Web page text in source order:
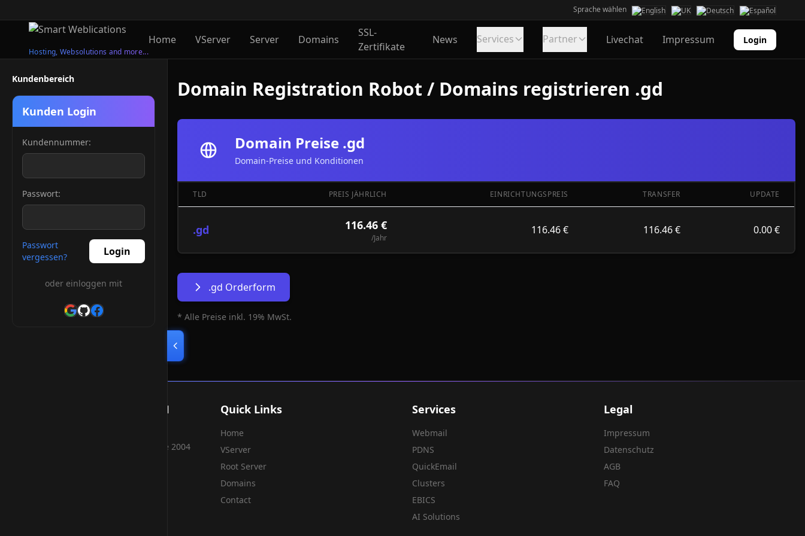
Sprache wählen
Hosting, Websolutions and more...
Home VServer Server Domains
SSL-
Zertifikate
News Services Partner Livechat Impressum Login
Kundenbereich
Kunden Login
Kundennummer:
Passwort:
Passwort
vergessen?
Login
oder einloggen mit
Domain Registration Robot / Domains registrieren .gd
Domain Preise .gd
Domain-Preise und Konditionen
TLD PREIS JÄHRLICH EINRICHTUNGSPREIS TRANSFER UPDATE
.gd 116.46 €
/Jahr
116.46 € 116.46 € 0.00 €
.gd Orderform
* Alle Preise inkl. 19% MwSt.
Smart Weblications GmbH
Professional hosting services since 2004
Quick Links
Home
VServer
Root Server
Domains
Contact
Services
Webmail
PDNS
QuickEmail
Clusters
EBICS
AI Solutions
Legal
Impressum
Datenschutz
AGB
FAQ